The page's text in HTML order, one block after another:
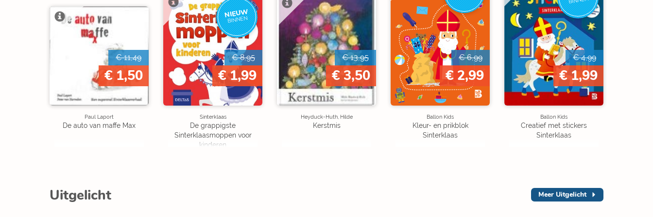
€ 11,49
€ 1,50
Paul Laport
De auto van maffe Max
NIEUW
BINNEN
€ 8,95
€ 1,99
Sinterklaas
De grappigste
Sinterklaasmoppen voor
kinderen
€ 13,95
€ 3,50
Heyduck-Huth, Hilde
Kerstmis
€ 6,99
€ 2,99
Ballon Kids
Kleur- en prikblok
Sinterklaas
€ 4,99
€ 1,99
Ballon Kids
Creatief met stickers
Sinterklaas
Uitgelicht Meer Uitgelicht